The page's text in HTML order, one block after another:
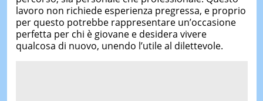
lavoro non richiede esperienza pregressa, e proprio
per questo potrebbe rappresentare un’occasione
perfetta per chi è giovane e desidera vivere
qualcosa di nuovo, unendo l’utile al dilettevole.